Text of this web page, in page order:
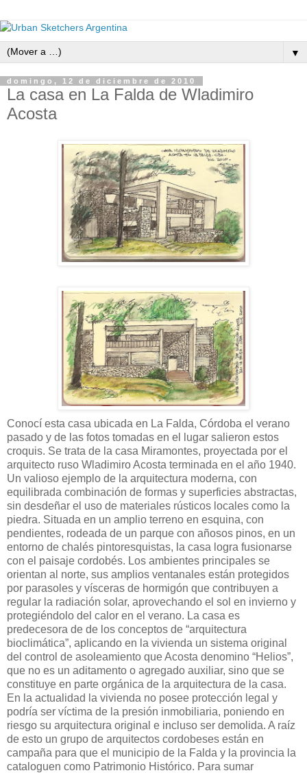
▼
domingo, 12 de diciembre de 2010
La casa en La Falda de Wladimiro
Acosta
Conocí esta casa ubicada en La Falda, Córdoba el verano
pasado y de las fotos tomadas en el lugar salieron estos
croquis. Se trata de la casa Miramontes, proyectada por el
arquitecto ruso Wladimiro Acosta terminada en el año 1940.
Un valioso ejemplo de la arquitectura moderna, con
equilibrada combinación de formas y superficies abstractas,
sin desdeñar el uso de materiales rústicos locales como la
piedra. Situada en un amplio terreno en esquina, con
pendientes, rodeada de un parque con añosos pinos, en un
entorno de chalés pintoresquistas, la casa logra fusionarse
con el paisaje cordobés. Los ambientes principales se
orientan al norte, sus amplios ventanales están protegidos
por parasoles y vísceras de hormigón que contribuyen a
regular la radiación solar, aprovechando el sol en invierno y
protegiéndolo del calor en el verano. La casa es
predecesora de de los conceptos de “arquitectura
bioclimática”, aplicando en la vivienda un sistema original
del control de asoleamiento que Acosta denomino “Helios”,
que no es un aditamento o agregado auxiliar, sino que se
constituye en parte orgánica de la arquitectura de la casa.
En la actualidad la vivienda no posee protección legal y
podría ser víctima de la presión inmobiliaria, poniendo en
riesgo su arquitectura original e incluso ser demolida. A raíz
de esto un grupo de arquitectos cordobeses están en
campaña para que el municipio de la Falda y la provincia la
cataloguen como Patrimonio Histórico. Para sumar